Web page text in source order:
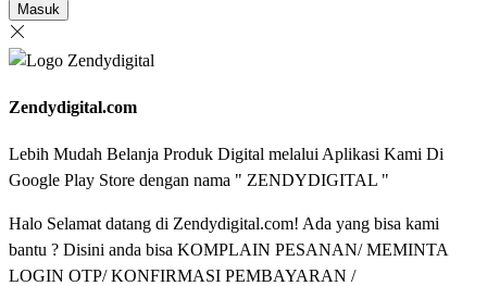
Masuk
Zendydigital.com
Lebih Mudah Belanja Produk Digital melalui Aplikasi Kami Di
Google Play Store dengan nama " ZENDYDIGITAL "
Halo Selamat datang di Zendydigital.com! Ada yang bisa kami
bantu ? Disini anda bisa KOMPLAIN PESANAN/ MEMINTA
LOGIN OTP/ KONFIRMASI PEMBAYARAN /